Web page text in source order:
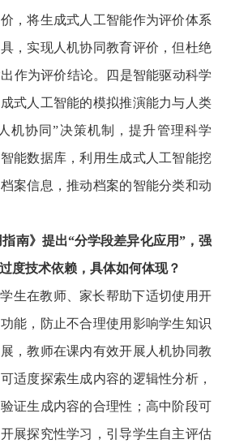
，将生成式人工智能作为评价体系
，实现人机协同教育评价，但杜绝
作为评价结论。四是智能驱动科学
式人工智能的模拟推演能力与人类
机协同”决策机制，提升管理科学
能数据库，利用生成式人工智能挖
案信息，推动档案的智能分类和动
指南》提出“分学段差异化应用”，强
度技术依赖，具体如何体现？
生在教师、家长帮助下适切使用开
能，防止不合理使用影响学生知识
，教师在课内有效开展人机协同教
适度探索生成内容的逻辑性分析，
证生成内容的合理性；高中阶段可
展探究性学习，引导学生自主评估